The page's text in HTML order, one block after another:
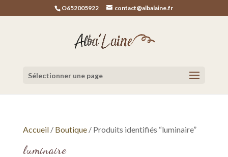
O652005922 contact@albalaine.fr
Sélectionner une page
Accueil/ Boutique/ Produits identifiés “luminaire”
luminaire